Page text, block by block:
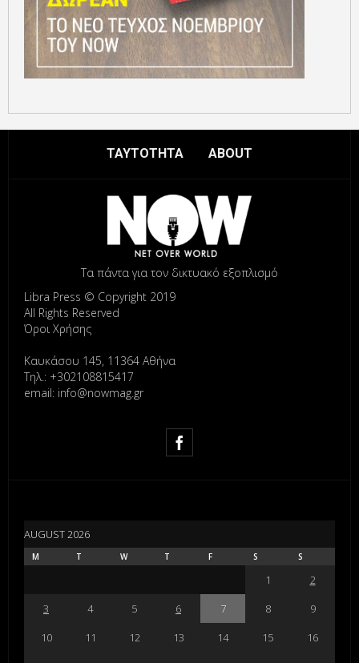
ΤΑΥΤΟΤΗΤΑ ABOUT
Τα πάντα για τον δικτυακό εξοπλισμό
Libra Press © Copyright 2019
All Rights Reserved
Όροι Χρήσης
Καυκάσου 145, 11364 Αθήνα
Τηλ.: +302108815417
email: info@nowmag.gr
AUGUST 2026
M T W T F S S
1
2
3
4 5 6 7 8
9
10
11 12 13 14 15
16